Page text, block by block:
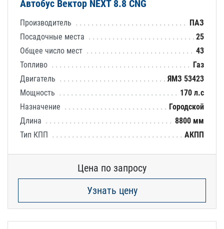
Автобус Вектор NEXT 8.8 CNG
Производитель
ПАЗ
Посадочные места
25
Общее число мест
43
Топливо
Газ
Двигатель
ЯМЗ 53423
Мощность
170 л.с
Назначение
Городской
Длина
8800 мм
Тип КПП
АКПП
Цена по запросу
Узнать цену